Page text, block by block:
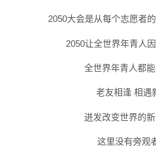
2050大会是从每个志愿者
2050让全世界年青人
全世界年青人都
老友相逢 相遇
迸发改变世界的
这里没有旁观